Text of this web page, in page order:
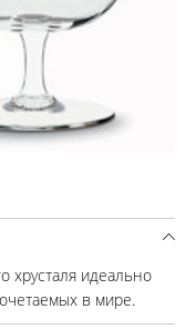
хрусталя идеально
в мире.